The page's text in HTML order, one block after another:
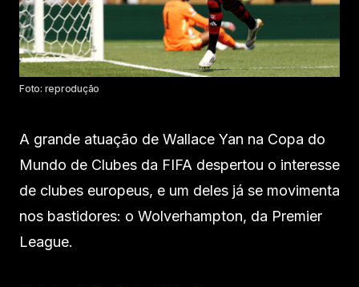
Foto: reprodução
A grande atuação de Wallace Yan na Copa do
Mundo de Clubes da FIFA despertou o interesse
de clubes europeus, e um deles já se movimenta
nos bastidores: o Wolverhampton, da Premier
League.